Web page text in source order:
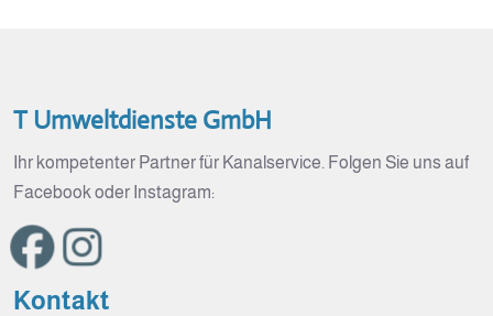
T Umweltdienste GmbH
Ihr kompetenter Partner für Kanalservice. Folgen Sie uns auf
Facebook oder Instagram:
Kontakt